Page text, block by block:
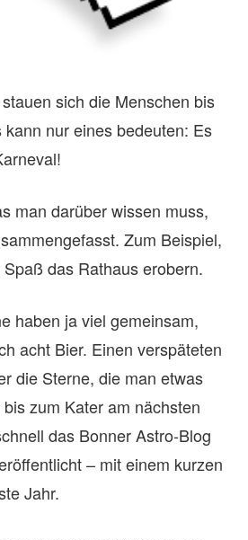
sich die Menschen bis
nur eines bedeuten: Es
man darüber wissen muss,
Zum Beispiel,
das Rathaus erobern.
haben ja viel gemeinsam,
acht Bier. Einen verspäteten
die Sterne, die man etwas
zum Kater am nächsten
das Bonner Astro-Blog
– mit einem kurzen
Jahr.